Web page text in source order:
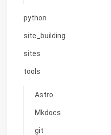
python
site_building
sites
tools
Astro
Mkdocs
git